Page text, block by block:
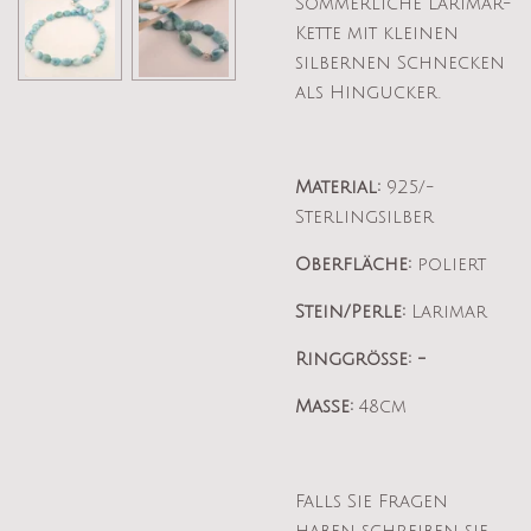
Kette mit kleinen
silbernen Schnecken
als Hingucker.
Material: 925/-
Sterlingsilber
Oberfläche: poliert
Stein/Perle: Larimar
Ringgröße: -
Maße: 48cm
Falls Sie Fragen